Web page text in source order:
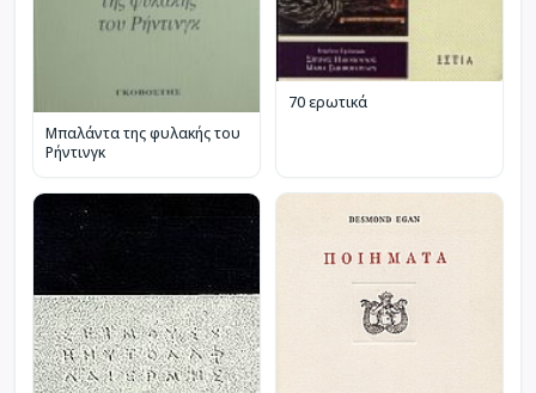
Μπαλάντα της φυλακής του
Ρήντινγκ
70 ερωτικά